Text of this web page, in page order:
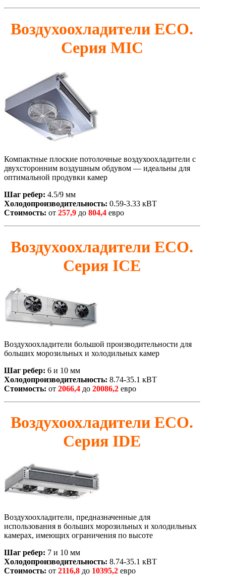
Воздухоохладители ЕСО.
Серия MIC
Компактные плоские потолочные воздухоохладители с
двухсторонним воздушным обдувом — идеальны для
оптимальной продувки камер
Шаг ребер: 4.5/9 мм
Холодопроизводительность: 0.59-3.33 кВТ
Стоимость: от 257,9 до 804,4 евро
Воздухоохладители ЕСО.
Серия ICE
Воздухоохладители большой производительности для
больших морозильных и холодильных камер
Шаг ребер: 6 и 10 мм
Холодопроизводительность: 8.74-35.1 кВТ
Стоимость: от 2066,4 до 20086,2 евро
Воздухоохладители ЕСО.
Серия IDE
Воздухоохладители, предназначенные для
использования в больших морозильных и холодильных
камерах, имеющих ограничения по высоте
Шаг ребер: 7 и 10 мм
Холодопроизводительность: 8.74-35.1 кВТ
Стоимость: от 2116,8 до 10395,2 евро